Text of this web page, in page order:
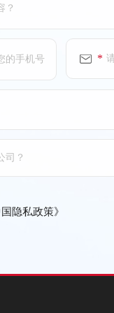
？
*
司？
隐私政策》